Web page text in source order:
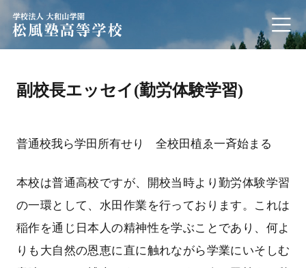
副校長エッセイ(勤労体験学習)
普通校我ら学田所有せり 全校田植ゑ一斉始まる
本校は普通高校ですが、開校当時より勤労体験学習
の一環として、水田作業を行っております。これは
稲作を通じ日本人の精神性を学ぶことであり、何よ
りも大自然の恩恵に直に触れながら学業にいそしむ